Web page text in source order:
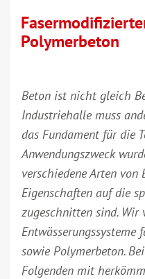
Polymerbeton
Beton ist nicht gleich
Industriehalle muss
das Fundament für die
Anwendungszweck
verschiedene Arten von
Eigenschaften auf die
zugeschnitten sind. Wir
sowie Polymerbeton.
Folgenden mit